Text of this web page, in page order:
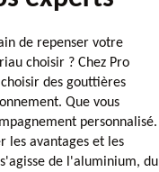
de repenser votre
choisir ? Chez Pro
des gouttières
Que vous
personnalisé.
les avantages et les
de l'aluminium, du